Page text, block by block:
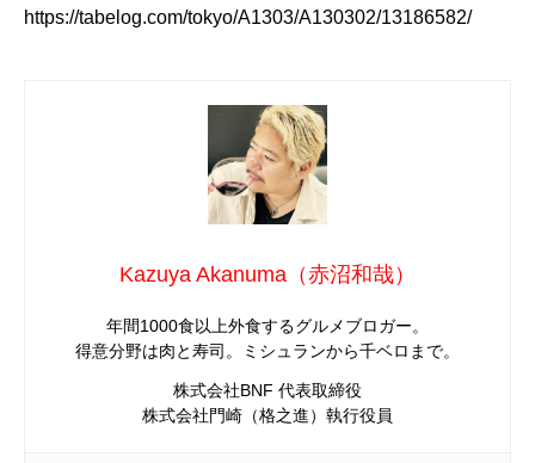
https://tabelog.com/tokyo/A1303/A130302/13186582/
Kazuya Akanuma（赤沼和哉）
年間1000食以上外食するグルメブロガー。
得意分野は肉と寿司。ミシュランから千ベロまで。
株式会社BNF 代表取締役
株式会社門崎（格之進）執行役員